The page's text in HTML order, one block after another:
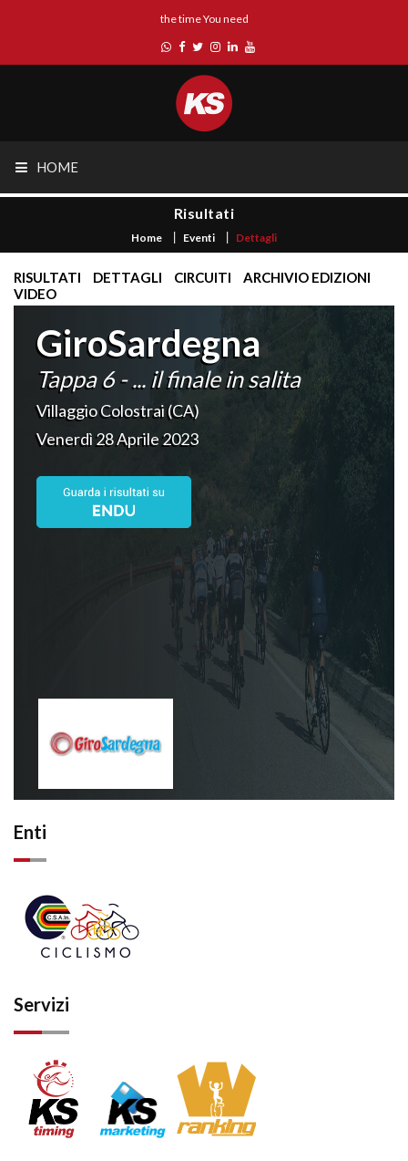
the time You need
HOME
Risultati
Home Eventi Dettagli
RISULTATI DETTAGLI CIRCUITI
ARCHIVIO EDIZIONI
VIDEO
GiroSardegna
Tappa 6 - ... il finale in salita
Villaggio Colostrai (CA)
Venerdì 28 Aprile 2023
Enti
Servizi